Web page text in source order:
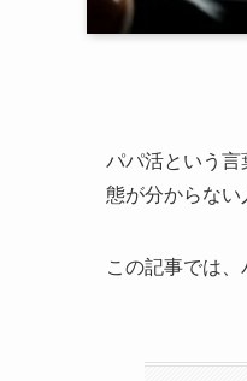
パパ活という
態が分からない
この記事では